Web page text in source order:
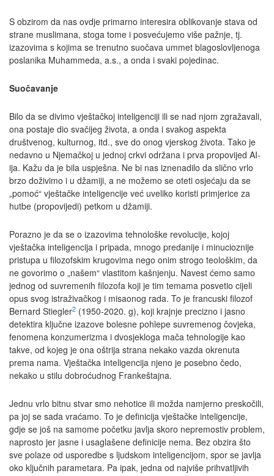
S obzirom da nas ovdje primarno interesira oblikovanje stava od
strane muslimana, stoga tome i posvećujemo više pažnje, tj.
izazovima s kojima se trenutno suočava ummet blagoslovljenoga
poslanika Muhammeda, a.s., a onda i svaki pojedinac.
Suočavanje
Bilo da se divimo vještačkoj inteligenciji ili se nad njom zgražavali,
ona postaje dio svačijeg života, a onda i svakog aspekta
društvenog, kulturnog, itd., sve do onog vjerskog života. Tako je
nedavno u Njemačkoj u jednoj crkvi održana i prva propovijed AI-
ija. Kažu da je bila uspješna. Ne bi nas iznenadilo da slično vrlo
brzo doživimo i u džamiji, a ne možemo se oteti osjećaju da se
„pomoć“ vještačke inteligencije već uveliko koristi primjerice za
hutbe (propovijedi) petkom u džamiji.
Porazno je da se o izazovima tehnološke revolucije, kojoj
vještačka inteligencija i pripada, mnogo predanije i minucioznije
pristupa u filozofskim krugovima nego onim strogo teološkim, da
ne govorimo o „našem“ vlastitom kašnjenju. Navest ćemo samo
jednog od suvremenih filozofa koji je tim temama posvetio cijeli
opus svog istraživačkog i misaonog rada. To je francuski filozof
Bernard Stiegler2 (1950-2020. g), koji krajnje precizno i jasno
detektira ključne izazove bolesne pohlepe suvremenog čovjeka,
fenomena konzumerizma i dvosjekloga mača tehnologije kao
takve, od kojeg je ona oštrija strana nekako vazda okrenuta
prema nama. Vještačka inteligencija njeno je posebno čedo,
nekako u stilu dobroćudnog Frankeštajna.
Jednu vrlo bitnu stvar smo nehotice ili možda namjerno preskočili,
pa joj se sada vraćamo. To je definicija vještačke inteligencije,
gdje se još na samome početku javlja skoro nepremostiv problem,
naprosto jer jasne i usaglašene definicije nema. Bez obzira što
sve polaze od usporedbe s ljudskom inteligencijom, spor se javlja
oko ključnih parametara. Pa ipak, jedna od najviše prihvatljivih